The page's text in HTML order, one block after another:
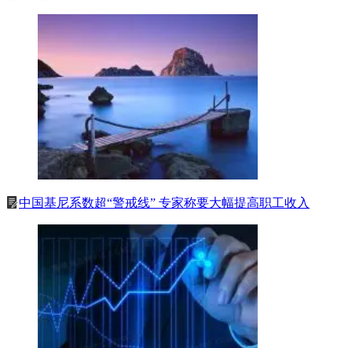
中国基尼系数超“警戒线” 专家称要大幅提高职工收入